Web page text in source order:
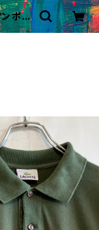
ポイ
VINT